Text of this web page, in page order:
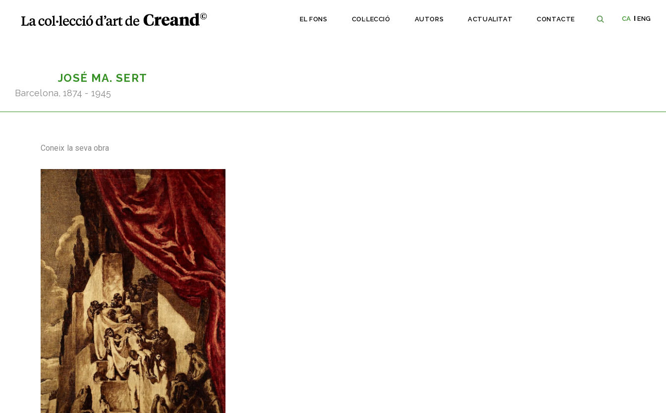
EL FONS COL·LECCIÓ AUTORS ACTUALITAT CONTACTE CA ENG
JOSÉ MA. SERT
Barcelona, 1874 - 1945
Coneix la seva obra